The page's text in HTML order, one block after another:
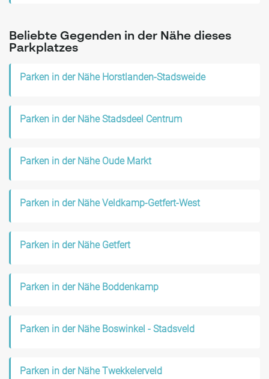
Beliebte Gegenden in der Nähe dieses
Parkplatzes
Parken in der Nähe Horstlanden-Stadsweide
Parken in der Nähe Stadsdeel Centrum
Parken in der Nähe Oude Markt
Parken in der Nähe Veldkamp-Getfert-West
Parken in der Nähe Getfert
Parken in der Nähe Boddenkamp
Parken in der Nähe Boswinkel - Stadsveld
Parken in der Nähe Twekkelerveld